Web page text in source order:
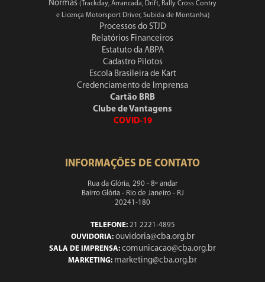
Normas (Trackday, Arrancada, Drift, Rally Cross Contry
e Licença Motorsport Driver, Subida de Montanha)
Processos do STJD
Relatórios Financeiros
Estatuto da ABPA
Cadastro Pilotos
Escola Brasileira de Kart
Credenciamento de Imprensa
Cartão BRB
Clube de Vantagens
COVID-19
INFORMAÇÕES DE CONTATO
Rua da Glória, 290 - 8º andar
Bairro Glória - Rio de Janeiro - RJ
20241-180
TELEFONE:21 2221-4895
OUVIDORIA: ouvidoria@cba.org.br
SALA DE IMPRENSA: comunicacao@cba.org.br
MARKETING: marketing@cba.org.br